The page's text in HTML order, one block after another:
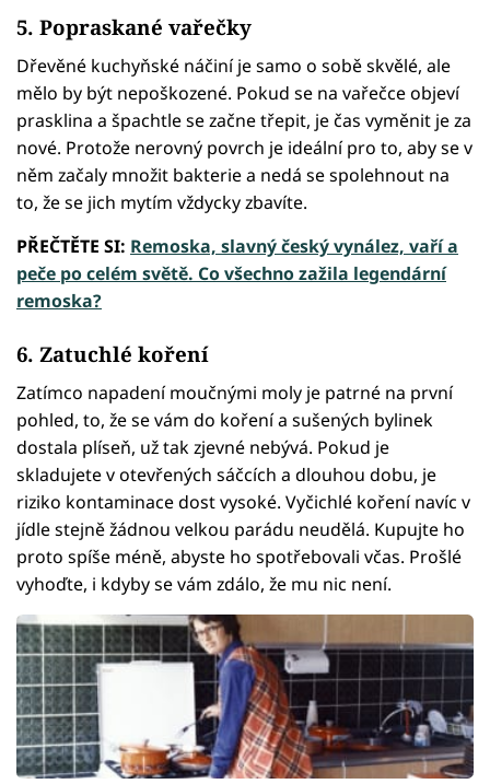
5. Popraskané vařečky
Dřevěné kuchyňské náčiní je samo o sobě skvělé, ale
mělo by být nepoškozené. Pokud se na vařečce objeví
prasklina a špachtle se začne třepit, je čas vyměnit je za
nové. Protože nerovný povrch je ideální pro to, aby se v
něm začaly množit bakterie a nedá se spolehnout na
to, že se jich mytím vždycky zbavíte.
PŘEČTĚTE SI: Remoska, slavný český vynález, vaří a
peče po celém světě. Co všechno zažila legendární
remoska?
6. Zatuchlé koření
Zatímco napadení moučnými moly je patrné na první
pohled, to, že se vám do koření a sušených bylinek
dostala plíseň, už tak zjevné nebývá. Pokud je
skladujete v otevřených sáčcích a dlouhou dobu, je
riziko kontaminace dost vysoké. Vyčichlé koření navíc v
jídle stejně žádnou velkou parádu neudělá. Kupujte ho
proto spíše méně, abyste ho spotřebovali včas. Prošlé
vyhoďte, i kdyby se vám zdálo, že mu nic není.